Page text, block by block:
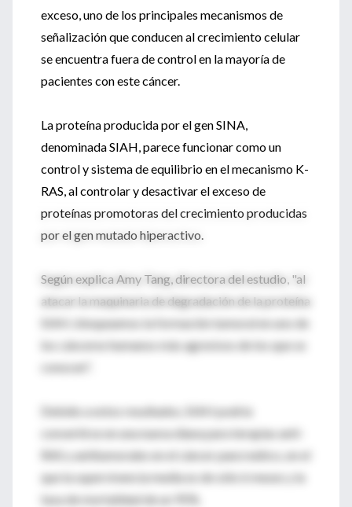
exceso, uno de los principales mecanismos de
señalización que conducen al crecimiento celular
se encuentra fuera de control en la mayoría de
pacientes con este cáncer.
La proteína producida por el gen SINA,
denominada SIAH, parece funcionar como un
control y sistema de equilibrio en el mecanismo K-
RAS, al controlar y desactivar el exceso de
proteínas promotoras del crecimiento producidas
por el gen mutado hiperactivo.
Según explica Amy Tang, directora del estudio, "al
atacar la maquinaria de degradación de la proteína
SIAH, bloqueamos la formación tumoral en uno de
los cánceres humanos más agresivos de los que se
conocen".
Debido a estos resultados, SIAH podría
convertirse en una nueva diana para terapias anti-
RAS y antitumorales en el cáncer pancreático, en el
que la supervivencia media es de sólo 6 meses y la
tasa de mortalidad de un 95%.